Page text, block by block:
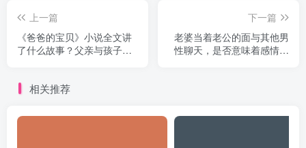
上一篇
《爸爸的宝贝》小说全文讲
了什么故事？父亲与孩子的
下一篇
老婆当着老公的面与其他男
性聊天，是否意味着感情不
相关推荐